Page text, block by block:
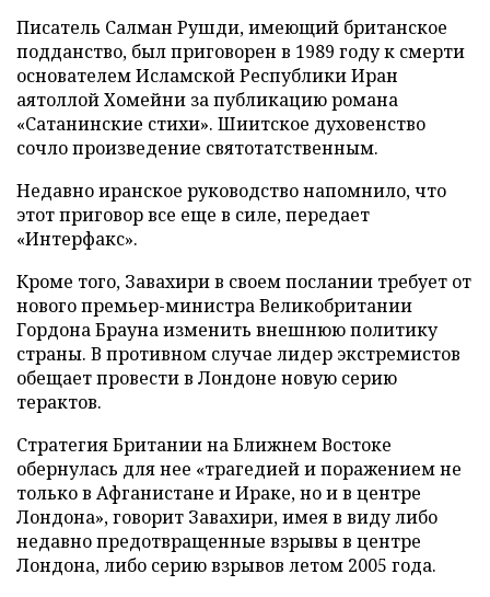
Писатель Салман Рушди, имеющий британское
подданство, был приговорен в 1989 году к смерти
основателем Исламской Республики Иран
аятоллой Хомейни за публикацию романа
«Сатанинские стихи». Шиитское духовенство
сочло произведение святотатственным.
Недавно иранское руководство напомнило, что
этот приговор все еще в силе, передает
«Интерфакс».
Кроме того, Завахири в своем послании требует от
нового премьер-министра Великобритании
Гордона Брауна изменить внешнюю политику
страны. В противном случае лидер экстремистов
обещает провести в Лондоне новую серию
терактов.
Стратегия Британии на Ближнем Востоке
обернулась для нее «трагедией и поражением не
только в Афганистане и Ираке, но и в центре
Лондона», говорит Завахири, имея в виду либо
недавно предотвращенные взрывы в центре
Лондона, либо серию взрывов летом 2005 года.